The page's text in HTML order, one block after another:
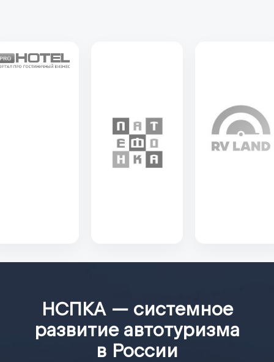
к работе с органами власти, инвесторами и бизнесом,
к подготовке методических материалов, обучающих программ
в интересах устойчивого развития индустрии кемпингов
Михаил Шишов
НСПКА — системное
развитие автотуризма
в России